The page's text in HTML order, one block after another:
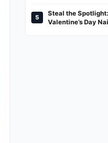
5
Steal the
Valentine’s Day